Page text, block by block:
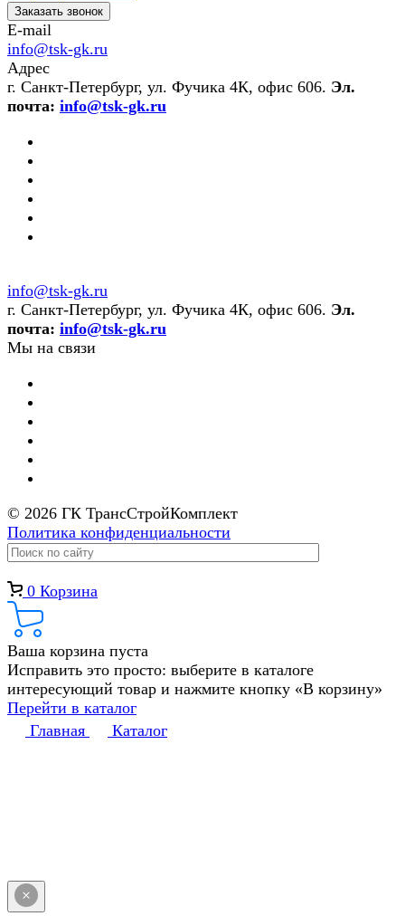
Заказать звонок
E-mail
info@tsk-gk.ru
Адрес
г. Санкт-Петербург, ул. Фучика 4К, офис 606. Эл.
почта: info@tsk-gk.ru
info@tsk-gk.ru
г. Санкт-Петербург, ул. Фучика 4К, офис 606. Эл.
почта: info@tsk-gk.ru
Мы на связи
© 2026 ГК ТрансСтройКомплект
Политика конфиденциальности
0 Корзина
Ваша корзина пуста
Исправить это просто: выберите в каталоге
интересующий товар и нажмите кнопку «В корзину»
Перейти в каталог
Главная
Каталог